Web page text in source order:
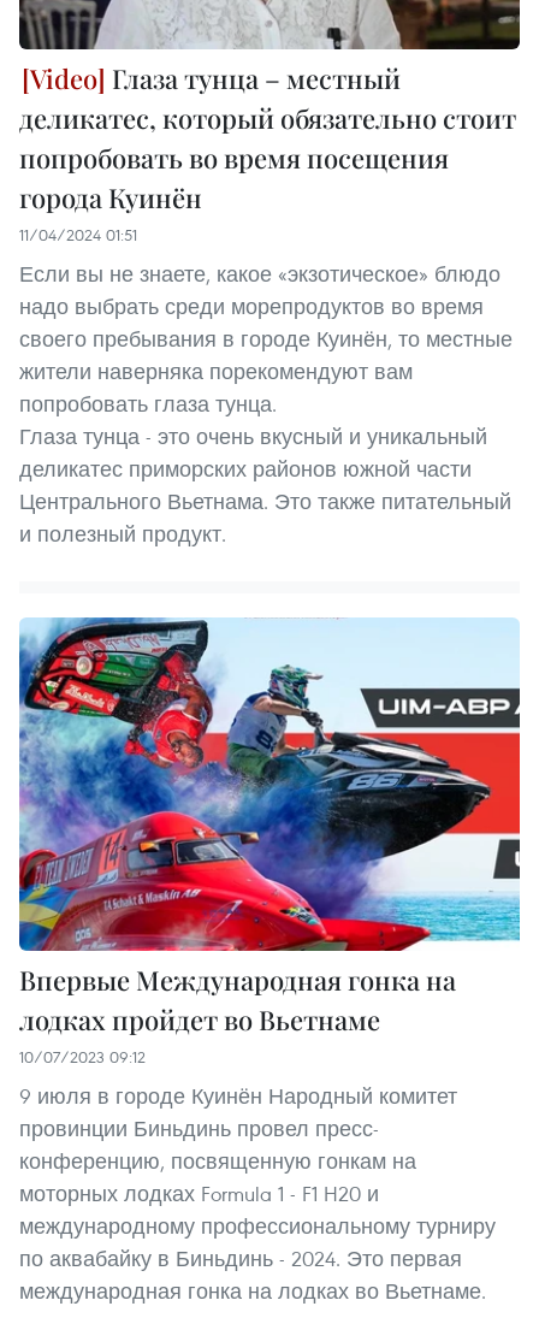
Глаза тунца – местный
деликатес, который обязательно стоит
попробовать во время посещения
города Куинён
11/04/2024 01:51
Если вы не знаете, какое «экзотическое» блюдо
надо выбрать среди морепродуктов во время
своего пребывания в городе Куинён, то местные
жители наверняка порекомендуют вам
попробовать глаза тунца.
Глаза тунца - это очень вкусный и уникальный
деликатес приморских районов южной части
Центрального Вьетнама. Это также питательный
и полезный продукт.
Впервые Международная гонка на
лодках пройдет во Вьетнаме
10/07/2023 09:12
9 июля в городе Куинён Народный комитет
провинции Биньдинь провел пресс-
конференцию, посвященную гонкам на
моторных лодках Formula 1 - F1 H20 и
международному профессиональному турниру
по аквабайку в Биньдинь - 2024. Это первая
международная гонка на лодках во Вьетнаме.